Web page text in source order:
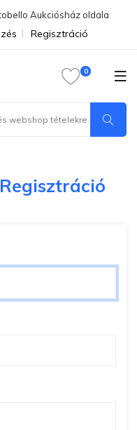
Aukciósház oldala
Regisztráció
Regisztráció